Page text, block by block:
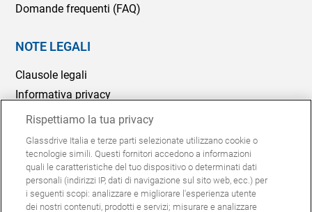
Domande frequenti (FAQ)
NOTE LEGALI
Clausole legali
Informativa privacy
Politica Cookie
Segnalazioni Whistleblowing
Modelli 231
© Glassdrive è un marchio Saint-Gobain | 2024
Rispettiamo la tua privacy
Glassdrive Italia e terze parti selezionate utilizzano cookie o
tecnologie simili. Questi fornitori accedono a informazioni
quali le caratteristiche del tuo dispositivo o determinati dati
personali (indirizzi IP, dati di navigazione sul sito web, ecc.) per
i seguenti scopi: analizzare e migliorare l'esperienza utente
dei nostri contenuti, prodotti e servizi; misurare e analizzare